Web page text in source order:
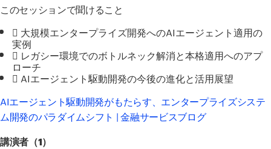
このセッションで聞けること
 大規模エンタープライズ開発へのAIエージェント適用の
実例
 レガシー環境でのボトルネック解消と本格適用へのアプ
ローチ
 AIエージェント駆動開発の今後の進化と活用展望
AIエージェント駆動開発がもたらす、エンタープライズシステ
ム開発のパラダイムシフト | 金融サービスブログ
講演者（1）